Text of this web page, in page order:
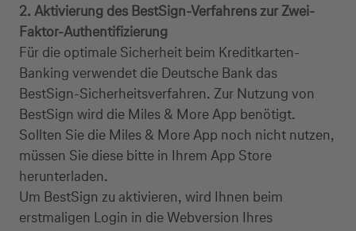
2. Aktivierung des BestSign-Verfahrens zur Zwei-
Faktor-Authentifizierung
Für die optimale Sicherheit beim Kreditkarten-
Banking verwendet die Deutsche Bank das
BestSign-Sicherheitsverfahren. Zur Nutzung von
BestSign wird die Miles & More App benötigt.
Sollten Sie die Miles & More App noch nicht nutzen,
müssen Sie diese bitte in Ihrem App Store
herunterladen.
Um BestSign zu aktivieren, wird Ihnen beim
erstmaligen Login in die Webversion Ihres